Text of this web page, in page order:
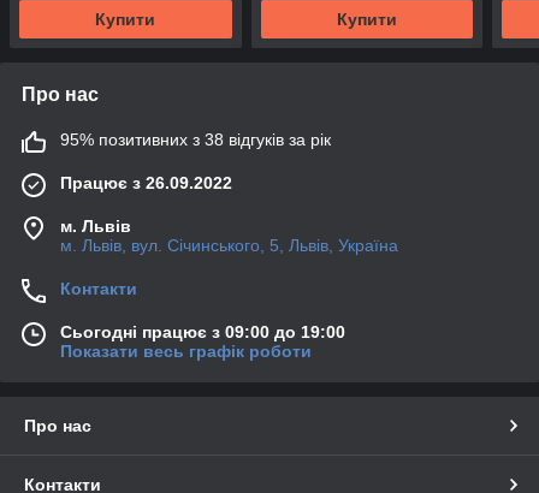
Купити Купити
Про нас
95% позитивних з 38 відгуків за рік
Працює з 26.09.2022
м. Львів
м. Львів, вул. Січинського, 5, Львів, Україна
Контакти
Сьогодні працює з 09:00 до 19:00
Показати весь графік роботи
Про нас
Контакти